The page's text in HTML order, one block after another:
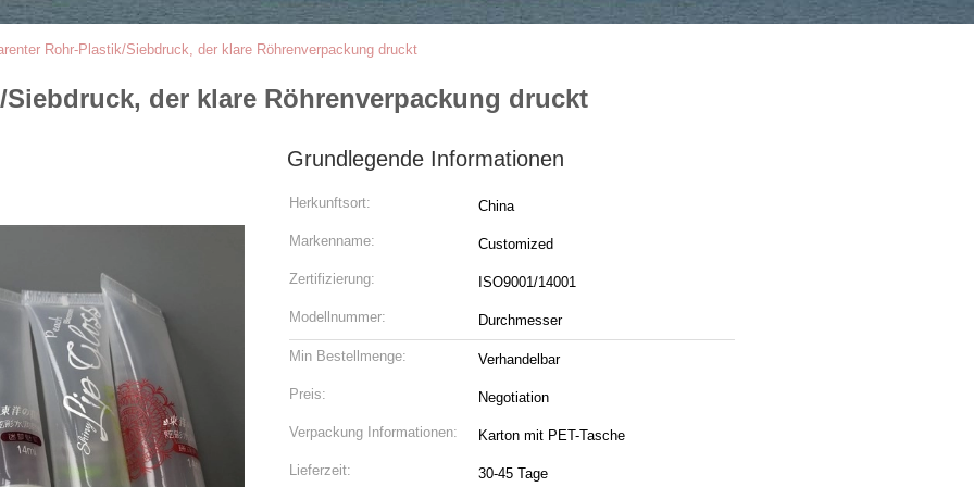
Rohr-Plastik/Siebdruck, der klare Röhrenverpackung druckt
der klare Röhrenverpackung druckt
Grundlegende Informationen
Herkunftsort: China
Markenname: Customized
Zertifizierung: ISO9001/14001
Modellnummer: Durchmesser
Min Bestellmenge: Verhandelbar
Preis: Negotiation
Verpackung Informationen: Karton mit PET-Tasche
Lieferzeit: 30-45 Tage